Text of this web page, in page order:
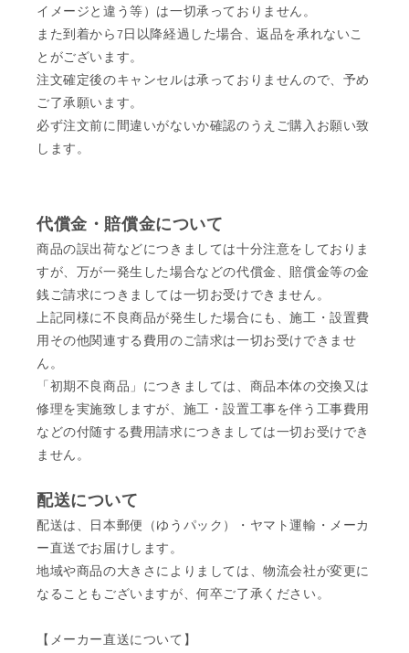
イメージと違う等）は一切承っておりません。
また到着から7日以降経過した場合、返品を承れないこ
とがございます。
注文確定後のキャンセルは承っておりませんので、予め
ご了承願います。
必ず注文前に間違いがないか確認のうえご購入お願い致
します。
代償金・賠償金について
商品の誤出荷などにつきましては十分注意をしておりま
すが、万が一発生した場合などの代償金、賠償金等の金
銭ご請求につきましては一切お受けできません。
上記同様に不良商品が発生した場合にも、施工・設置費
用その他関連する費用のご請求は一切お受けできませ
ん。
「初期不良商品」につきましては、商品本体の交換又は
修理を実施致しますが、施工・設置工事を伴う工事費用
などの付随する費用請求につきましては一切お受けでき
ません。
配送について
配送は、日本郵便（ゆうパック）・ヤマト運輸・メーカ
ー直送でお届けします。
地域や商品の大きさによりましては、物流会社が変更に
なることもございますが、何卒ご了承ください。
【メーカー直送について】